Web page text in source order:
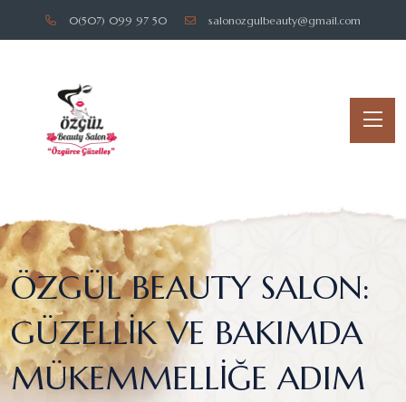
0(507) 099 97 50 salonozgulbeauty@gmail.com
ÖZGÜL BEAUTY SALON:
GÜZELLIK VE BAKIMDA
MÜKEMMELLIĞE ADIM